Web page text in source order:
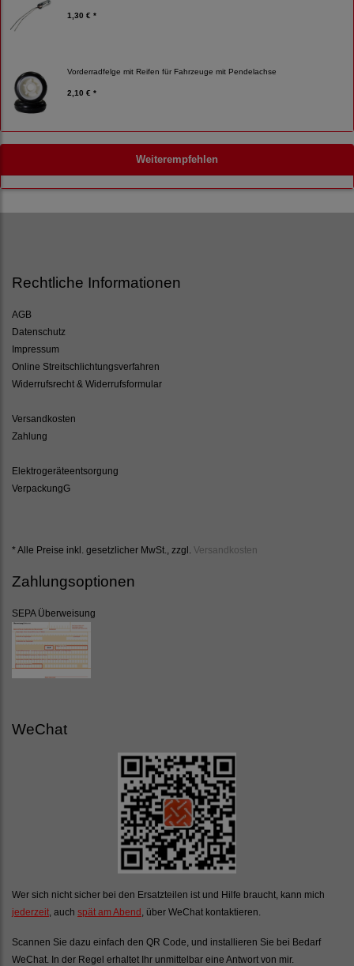
1,30 € *
Vorderradfelge mit Reifen für Fahrzeuge mit Pendelachse
2,10 € *
Weiterempfehlen
Rechtliche Informationen
AGB
Datenschutz
Impressum
Online Streitschlichtungsverfahren
Widerrufsrecht & Widerrufsformular
Versandkosten
Zahlung
Elektrogeräteentsorgung
VerpackungG
* Alle Preise inkl. gesetzlicher MwSt., zzgl. Versandkosten
Zahlungsoptionen
SEPA Überweisung
WeChat
Wer sich nicht sicher bei den Ersatzteilen ist und Hilfe braucht, kann mich
jederzeit , auch spät am Abend , über WeChat kontaktieren.
Scannen Sie dazu einfach den QR Code, und installieren Sie bei Bedarf
WeChat. In der Regel erhaltet Ihr unmittelbar eine Antwort von mir.